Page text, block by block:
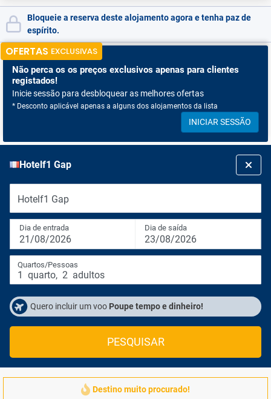
Bloqueie a reserva deste alojamento agora e tenha paz de
espírito.
OFERTAS EXCLUSIVAS
Não perca os os preços exclusivos apenas para clientes
registados!
Inicie sessão para desbloquear as melhores ofertas
* Desconto aplicável apenas a alguns dos alojamentos da lista
INICIAR SESSÃO
Hotelf1 Gap
Hotelf1 Gap
Dia de entrada
21/08/2026
Dia de saída
23/08/2026
Quartos/Pessoas
1 quarto, 2 adultos
Quero incluir um voo Poupe tempo e dinheiro!
PESQUISAR
Destino muito procurado!